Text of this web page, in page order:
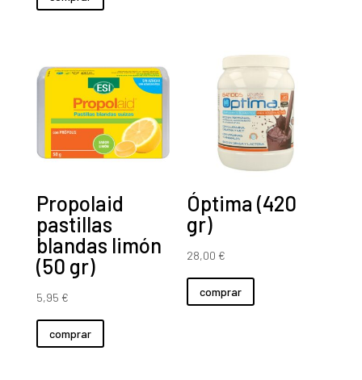
Propolaid
pastillas
blandas limón
(50 gr)
5,95 €
comprar
Óptima (420
gr)
28,00 €
comprar